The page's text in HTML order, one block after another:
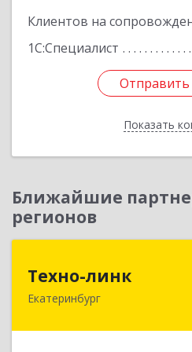
Клиентов на
1С:Специалист
Отправить
Показать
Отправить
Назад
Ближайшие
регионов
Техно-линк
Екатеринбург
620000,